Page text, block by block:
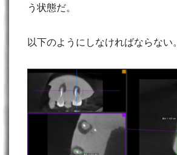
う状態だ。
以下のようにしなければならない。